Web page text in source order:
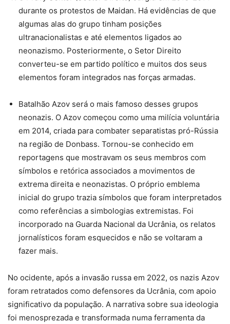
durante os protestos de Maidan. Há evidências de que
algumas alas do grupo tinham posições
ultranacionalistas e até elementos ligados ao
neonazismo. Posteriormente, o Setor Direito
converteu-se em partido político e muitos dos seus
elementos foram integrados nas forças armadas.
Batalhão Azov será o mais famoso desses grupos
neonazis. O Azov começou como uma milícia voluntária
em 2014, criada para combater separatistas pró-Rússia
na região de Donbass. Tornou-se conhecido em
reportagens que mostravam os seus membros com
símbolos e retórica associados a movimentos de
extrema direita e neonazistas. O próprio emblema
inicial do grupo trazia símbolos que foram interpretados
como referências a simbologias extremistas. Foi
incorporado na Guarda Nacional da Ucrânia, os relatos
jornalísticos foram esquecidos e não se voltaram a
fazer mais.
No ocidente, após a invasão russa em 2022, os nazis Azov
foram retratados como defensores da Ucrânia, com apoio
significativo da população. A narrativa sobre sua ideologia
foi menosprezada e transformada numa ferramenta da